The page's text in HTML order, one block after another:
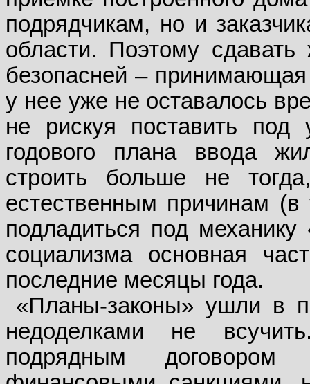
подрядчикам, но и
области. Поэтому
безопасней –
у нее уже не оставалось
не рискуя поставить под
годового плана ввода
строить больше не
естественным причинам
подладиться под
социализма основная
последние месяцы года.
«Планы-законы» ушли в
недоделками не
подрядным договором